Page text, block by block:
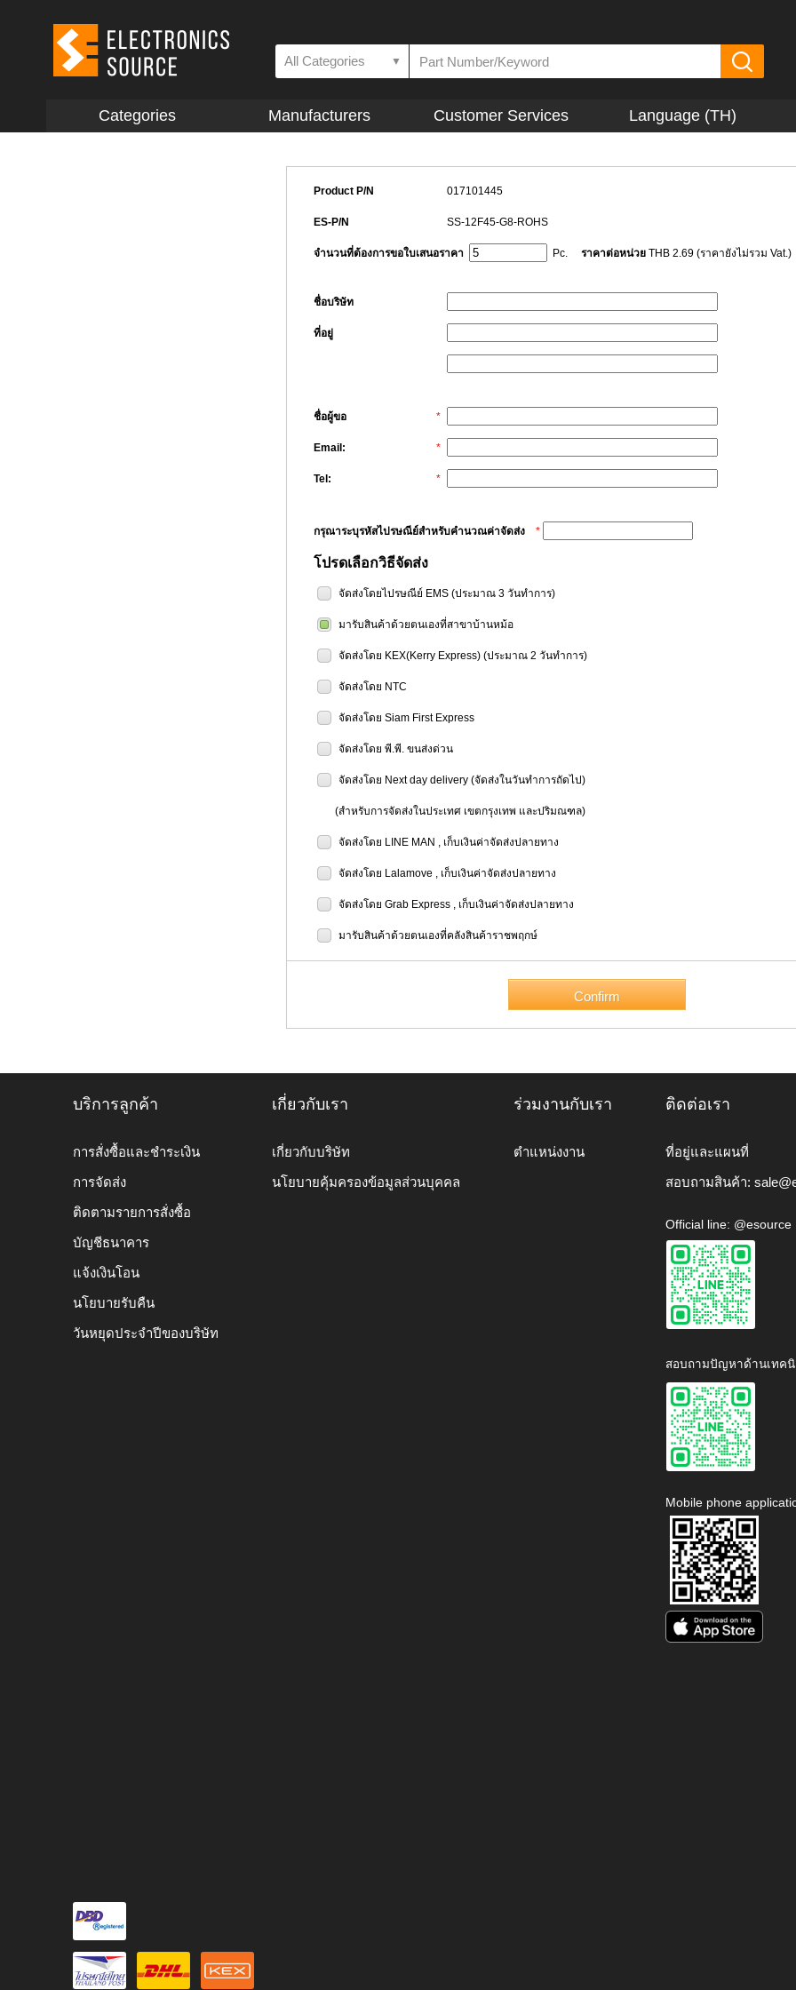
All Categories ▼
Categories Manufacturers Customer Services Language (TH)
Product P/N 017101445
ES-P/N SS-12F45-G8-ROHS
จำนวนที่ต้องการขอใบเสนอราคา Pc. ราคาต่อหน่วย THB 2.69 (ราคายังไม่รวม Vat.)
ชื่อบริษัท
ที่อยู่
ชื่อผู้ขอ *
Email: *
Tel: *
กรุณาระบุรหัสไปรษณีย์สำหรับคำนวณค่าจัดส่ง *
โปรดเลือกวิธีจัดส่ง
จัดส่งโดยไปรษณีย์ EMS (ประมาณ 3 วันทำการ)
มารับสินค้าด้วยตนเองที่สาขาบ้านหม้อ
จัดส่งโดย KEX(Kerry Express) (ประมาณ 2 วันทำการ)
จัดส่งโดย NTC
จัดส่งโดย Siam First Express
จัดส่งโดย พี.พี. ขนส่งด่วน
จัดส่งโดย Next day delivery (จัดส่งในวันทำการถัดไป)
(สำหรับการจัดส่งในประเทศ เขตกรุงเทพ และปริมณฑล)
จัดส่งโดย LINE MAN , เก็บเงินค่าจัดส่งปลายทาง
จัดส่งโดย Lalamove , เก็บเงินค่าจัดส่งปลายทาง
จัดส่งโดย Grab Express , เก็บเงินค่าจัดส่งปลายทาง
มารับสินค้าด้วยตนเองที่คลังสินค้าราชพฤกษ์
บริการลูกค้า
การสั่งซื้อและชำระเงิน
การจัดส่ง
ติดตามรายการสั่งซื้อ
บัญชีธนาคาร
แจ้งเงินโอน
นโยบายรับคืน
วันหยุดประจำปีของบริษัท
เกี่ยวกับเรา
เกี่ยวกับบริษัท
นโยบายคุ้มครองข้อมูลส่วนบุคคล
ร่วมงานกับเรา
ตำแหน่งงาน
ติดต่อเรา
ที่อยู่และแผนที่
สอบถามสินค้า:
Official line: @esource
สอบถามปัญหาด้านเทคนิ
Mobile phone